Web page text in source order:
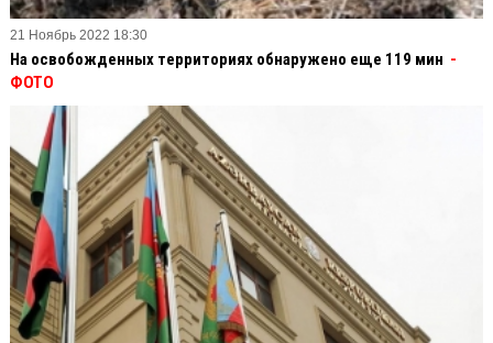
21 Ноябрь 2022 18:30
На освобожденных территориях обнаружено еще 119 мин -
ФОТО